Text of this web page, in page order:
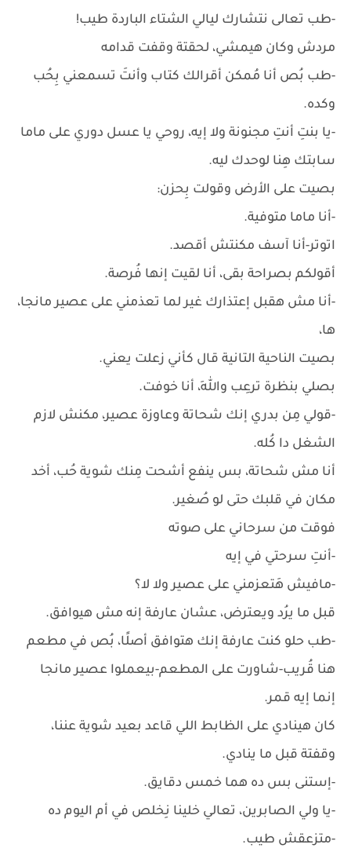
-طب تعالى نتشارك ليالي الشتاء الباردة طيب!
مردش وكان هيمشي، لحقتة وقفت قدامه
-طب بُص أنا مُمكن أقرالك كتاب وأنتَ تسمعني بِحُب
وكده.
-يا بنتِ أنتِ مجنونة ولا إيه، روحي يا عسل دوري على ماما
سابتك هِنا لوحدك ليه.
بصيت على الأرض وقولت بِحزن:
-أنا ماما متوفية.
اتوتر-أنا آسف مكنتش أقصد.
أقولكم بصراحة بقى، أنا لقيت إنها فُرصة.
-أنا مش هقبل إعتذارك غير لما تعذمني على عصير مانجا،
ها،
بصيت الناحية التانية قال كأني زعلت يعني.
بصلي بنظرة ترعِب واللهِ، أنا خوفت.
-قولي مِن بدري إنك شحاتة وعاوزة عصير، مكنش لازم
الشغل دا كُله.
أنا مش شحاتة، بس ينفع أشحت مِنك شوية حُب، أخد
مكان في قلبك حتى لو صُغير.
فوقت من سرحاني على صوته
-أنتِ سرحتي في إيه
-مافيش هَتعزمني على عصير ولا لا؟
قبل ما يرُد ويعترض، عشان عارفة إنه مش هيوافق.
-طب حلو كنت عارفة إنك هتوافق أصلًا، بُص في مطعم
هنا قُريب-شاورت على المطعم-بيعملوا عصير مانجا
إنما إيه قمر.
كان هينادي على الظابط اللي قاعد بعيد شوية عننا،
وقفتة قبل ما ينادي.
-إستنى بس ده هما خمس دقايق.
-يا ولي الصابرين، تعالي خلينا نِخلص في أم اليوم ده
-متزعقش طيب.